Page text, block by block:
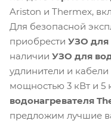
Ariston и Thermex,
Для безопасной
приобрести УЗО для
наличии УЗО для
удлинители и
мощностью 3 кВт и 5
водонагревателя
предложим лучшие